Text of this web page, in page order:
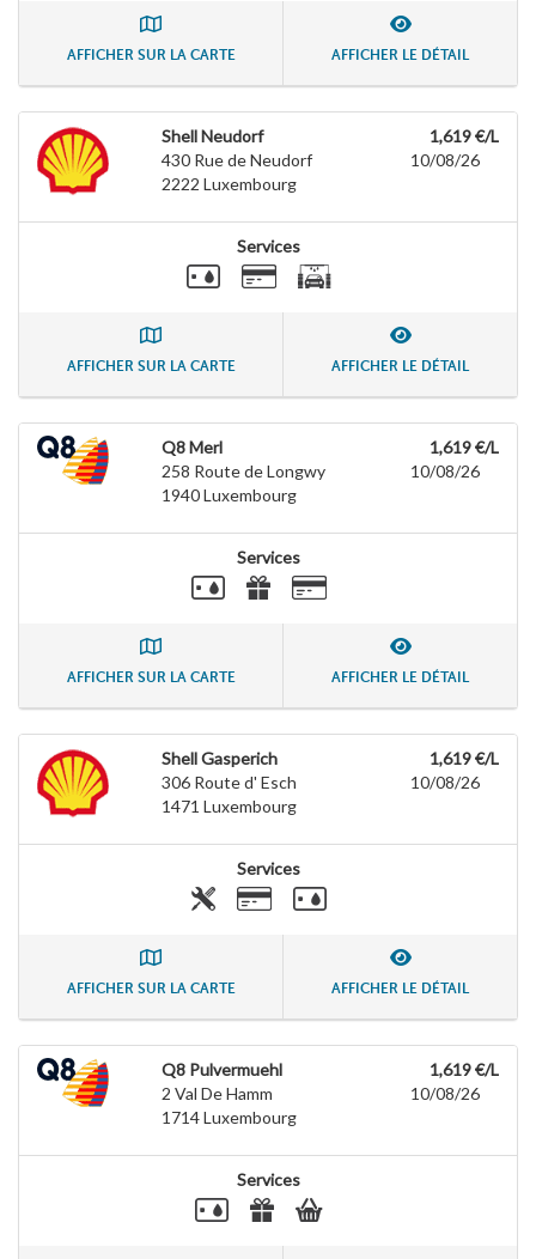
AFFICHER SUR LA CARTE AFFICHER LE DÉTAIL
Shell Neudorf
430 Rue de Neudorf
2222 Luxembourg
1,619 €/L
10/08/26
Services
AFFICHER SUR LA CARTE AFFICHER LE DÉTAIL
Q8 Merl
258 Route de Longwy
1940Luxembourg
1,619 €/L
10/08/26
Services
AFFICHER SUR LA CARTE AFFICHER LE DÉTAIL
Shell Gasperich
306 Route d' Esch
1471 Luxembourg
1,619 €/L
10/08/26
Services
AFFICHER SUR LA CARTE AFFICHER LE DÉTAIL
Q8 Pulvermuehl
2 Val De Hamm
1714Luxembourg
1,619 €/L
10/08/26
Services